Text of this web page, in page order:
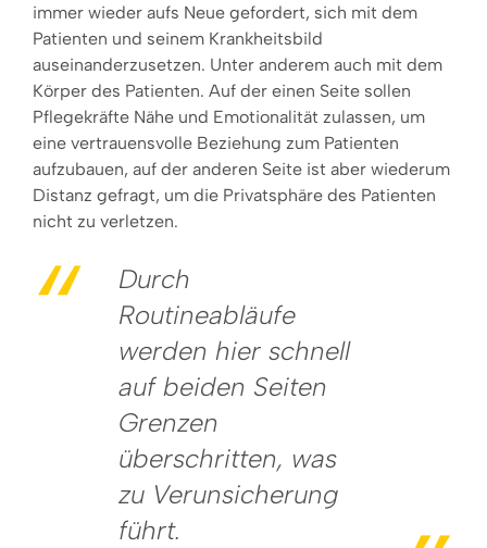
immer wieder aufs Neue gefordert, sich mit dem
Patienten und seinem Krankheitsbild
auseinanderzusetzen. Unter anderem auch mit dem
Körper des Patienten. Auf der einen Seite sollen
Pflegekräfte Nähe und Emotionalität zulassen, um
eine vertrauensvolle Beziehung zum Patienten
aufzubauen, auf der anderen Seite ist aber wiederum
Distanz gefragt, um die Privatsphäre des Patienten
nicht zu verletzen.
Durch
Routineabläufe
werden hier schnell
auf beiden Seiten
Grenzen
überschritten, was
zu Verunsicherung
führt.